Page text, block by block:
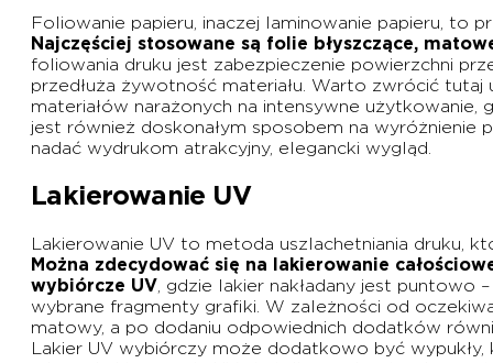
Foliowanie papieru, inaczej laminowanie papieru, to
Najczęściej stosowane są folie błyszczące,
foliowania druku jest zabezpieczenie powierzchni
przedłuża żywotność materiału. Warto zwrócić
materiałów narażonych na intensywne
jest również doskonałym sposobem na wyróżnienie
nadać wydrukom atrakcyjny, elegancki wygląd.
Lakierowanie UV
Lakierowanie UV to metoda uszlachetniania druku,
Można zdecydować się na lakierowanie
wybiórcze UV , gdzie lakier nakładany jest
wybrane fragmenty grafiki. W zależności od
matowy, a po dodaniu odpowiednich dodatków
Lakier UV wybiórczy może dodatkowo być